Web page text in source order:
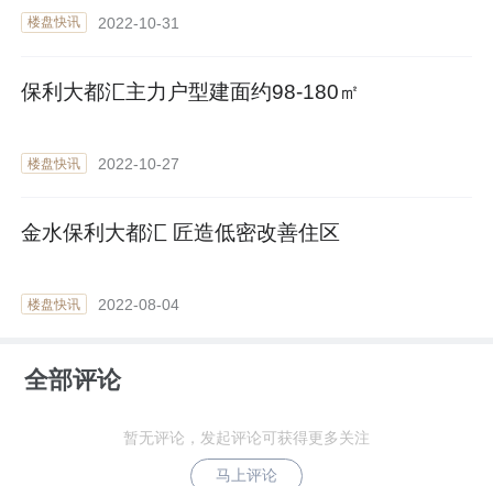
楼盘快讯 2022-10-31
保利大都汇主力户型建面约98-180㎡
楼盘快讯 2022-10-27
金水保利大都汇 匠造低密改善住区
楼盘快讯 2022-08-04
全部评论
暂无评论，发起评论可获得更多关注
马上评论